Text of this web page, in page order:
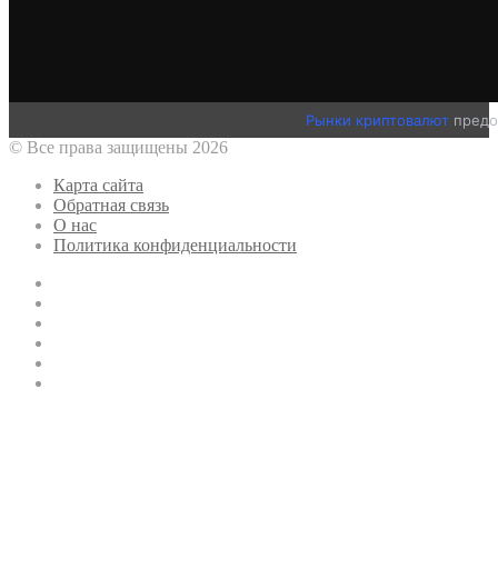
Рынки криптовалют
© Все права защищены 2026
Карта сайта
Обратная связь
О нас
Политика конфиденциальности